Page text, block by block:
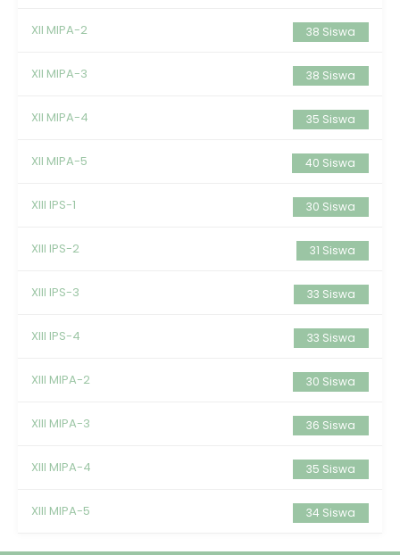
XII MIPA-2 38 Siswa
XII MIPA-3 38 Siswa
XII MIPA-4 35 Siswa
XII MIPA-5 40 Siswa
XIII IPS-1 30 Siswa
XIII IPS-2 31 Siswa
XIII IPS-3 33 Siswa
XIII IPS-4 33 Siswa
XIII MIPA-2 30 Siswa
XIII MIPA-3 36 Siswa
XIII MIPA-4 35 Siswa
XIII MIPA-5 34 Siswa